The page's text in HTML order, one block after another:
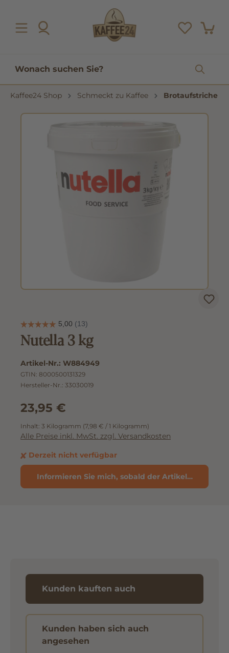
Kaffee24 Shop Schmeckt zu Kaffee Brotaufstriche
Nutella 3 kg
Artikel-Nr.: W884949
GTIN: 8000500131329
Hersteller-Nr.: 33030019
23,95 €
Inhalt: 3 Kilogramm (7,98 € / 1 Kilogramm)
Alle Preise inkl. MwSt. zzgl. Versandkosten
Derzeit nicht verfügbar
Informieren Sie mich, sobald der Artikel verfügbar
Kunden kauften auch
Kunden haben sich auch
angesehen